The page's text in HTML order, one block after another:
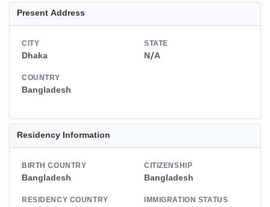
Present Address
CITY
Dhaka
STATE
N/A
COUNTRY
Bangladesh
Residency Information
BIRTH COUNTRY
Bangladesh
CITIZENSHIP
Bangladesh
RESIDENCY COUNTRY IMMIGRATION STATUS